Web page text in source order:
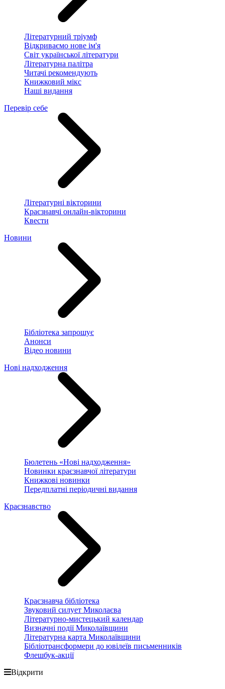
Літературний тріумф
Відкриваємо нове ім'я
Світ української літератури
Літературна палітра
Читачі рекомендують
Книжковий мікс
Наші видання
Перевір себе
Літературні вікторини
Краєзнавчі онлайн-вікторини
Квести
Новини
Бібліотека запрошує
Анонси
Відео новини
Нові надходження
Бюлетень «Нові надходження»
Новинки краєзнавчої літератури
Книжкові новинки
Передплатні періодичні видання
Краєзнавство
Краєзнавча бібліотека
Звуковий силует Миколаєва
Літературно-мистецький календар
Визначні події Миколаївщини
Літературна карта Миколаївщини
Бібліотрансформери до ювілеїв письменників
Флешбук-акції
Відкрити